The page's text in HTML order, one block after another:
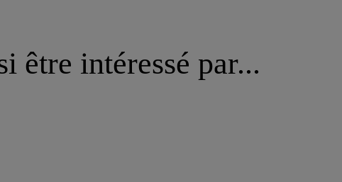
être intéressé par...